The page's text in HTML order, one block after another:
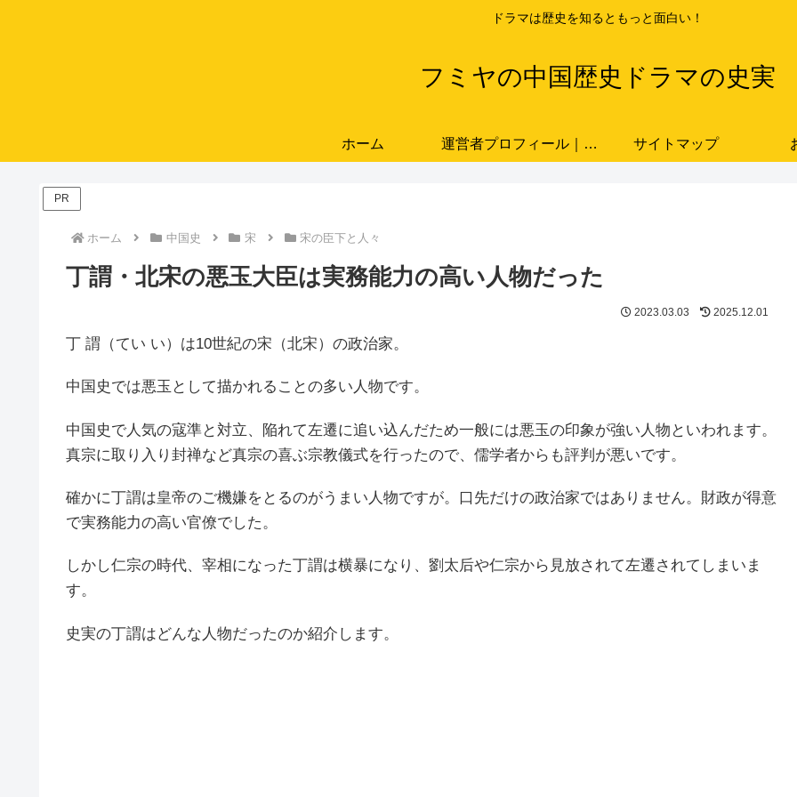
ドラマは歴史を知るともっと面白い！
フミヤの中国歴史ドラマの史実
ホーム 運営者プロフィール｜ドラマと史実をつなぐ歴史ブロガー「フミヤ」 サイトマップ
PR
ホーム 中国史 宋 宋の臣下と人々
丁謂・北宋の悪玉大臣は実務能力の高い人物だった
2023.03.03 2025.12.01
丁 謂（てい い）は10世紀の宋（北宋）の政治家。
中国史では悪玉として描かれることの多い人物です。
中国史で人気の寇準と対立、陥れて左遷に追い込んだため一般には悪玉の印象が強い人物といわれます。
真宗に取り入り封禅など真宗の喜ぶ宗教儀式を行ったので、儒学者からも評判が悪いです。
確かに丁謂は皇帝のご機嫌をとるのがうまい人物ですが。口先だけの政治家ではありません。財政が得意
で実務能力の高い官僚でした。
しかし仁宗の時代、宰相になった丁謂は横暴になり、劉太后や仁宗から見放されて左遷されてしまいま
す。
史実の丁謂はどんな人物だったのか紹介します。